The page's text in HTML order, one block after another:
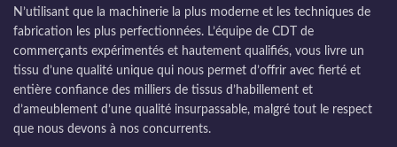
N’utilisant que la machinerie la plus moderne et les techniques de
fabrication les plus perfectionnées. L’équipe de CDT de
commerçants expérimentés et hautement qualifiés, vous livre un
tissu d’une qualité unique qui nous permet d’offrir avec fierté et
entière confiance des milliers de tissus d’habillement et
d’ameublement d’une qualité insurpassable, malgré tout le respect
que nous devons à nos concurrents.